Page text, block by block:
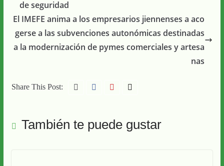
de seguridad
El IMEFE anima a los empresarios jiennenses a aco
gerse a las subvenciones autonómicas destinadas
a la modernización de pymes comerciales y artesa
nas
Share This Post:
También te puede gustar